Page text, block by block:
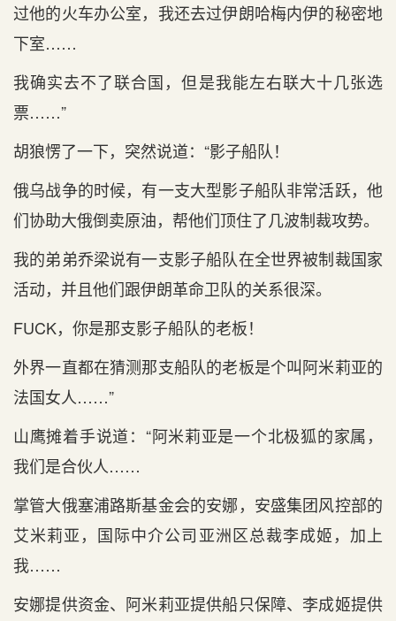
过他的火车办公室，我还去过伊朗哈梅内伊的秘密地
下室……
我确实去不了联合国，但是我能左右联大十几张选
票……”
胡狼愣了一下，突然说道：“影子船队！
俄乌战争的时候，有一支大型影子船队非常活跃，他
们协助大俄倒卖原油，帮他们顶住了几波制裁攻势。
我的弟弟乔梁说有一支影子船队在全世界被制裁国家
活动，并且他们跟伊朗革命卫队的关系很深。
FUCK，你是那支影子船队的老板！
外界一直都在猜测那支船队的老板是个叫阿米莉亚的
法国女人……”
山鹰摊着手说道：“阿米莉亚是一个北极狐的家属，
我们是合伙人……
掌管大俄塞浦路斯基金会的安娜，安盛集团风控部的
艾米莉亚，国际中介公司亚洲区总裁李成姬，加上
我……
安娜提供资金、阿米莉亚提供船只保障、李成姬提供